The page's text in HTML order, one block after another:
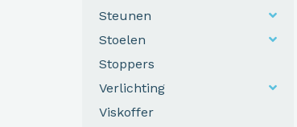
Steunen
Stoelen
Stoppers
Verlichting
Viskoffer